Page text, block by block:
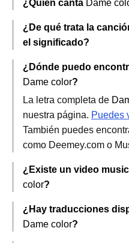
¿Quién canta Dame
¿De qué trata la
el significado?
¿Dónde puedo
Dame color?
La letra completa de
nuestra página. Puedes
También puedes
como Deemey.com o
¿Existe un video
color?
¿Hay traducciones
Dame color?